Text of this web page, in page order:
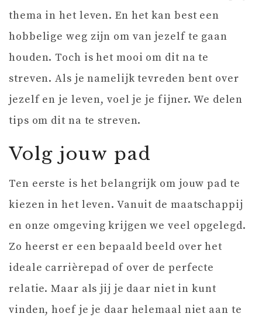
thema in het leven. En het kan best een
hobbelige weg zijn om van jezelf te gaan
houden. Toch is het mooi om dit na te
streven. Als je namelijk tevreden bent over
jezelf en je leven, voel je je fijner. We delen
tips om dit na te streven.
Volg jouw pad
Ten eerste is het belangrijk om jouw pad te
kiezen in het leven. Vanuit de maatschappij
en onze omgeving krijgen we veel opgelegd.
Zo heerst er een bepaald beeld over het
ideale carrièrepad of over de perfecte
relatie. Maar als jij je daar niet in kunt
vinden, hoef je je daar helemaal niet aan te